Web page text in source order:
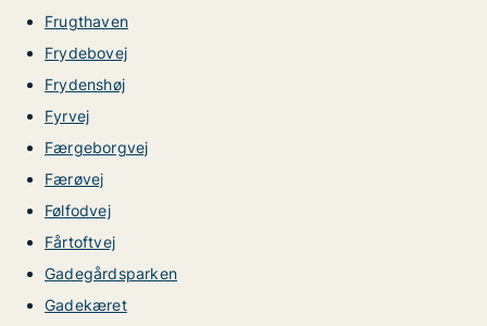
Frugthaven
Frydebovej
Frydenshøj
Fyrvej
Færgeborgvej
Færøvej
Følfodvej
Fårtoftvej
Gadegårdsparken
Gadekæret